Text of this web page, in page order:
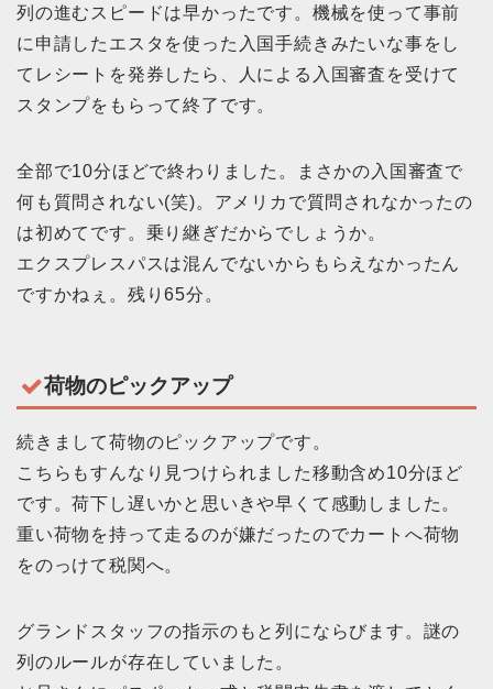
列の進むスピードは早かったです。機械を使って事前
に申請したエスタを使った入国手続きみたいな事をし
てレシートを発券したら、人による入国審査を受けて
スタンプをもらって終了です。
全部で10分ほどで終わりました。まさかの入国審査で
何も質問されない(笑)。アメリカで質問されなかったの
は初めてです。乗り継ぎだからでしょうか。
エクスプレスパスは混んでないからもらえなかったん
ですかねぇ。残り65分。
荷物のピックアップ
続きまして荷物のピックアップです。
こちらもすんなり見つけられました移動含め10分ほど
です。荷下し遅いかと思いきや早くて感動しました。
重い荷物を持って走るのが嫌だったのでカートへ荷物
をのっけて税関へ。
グランドスタッフの指示のもと列にならびます。謎の
列のルールが存在していました。